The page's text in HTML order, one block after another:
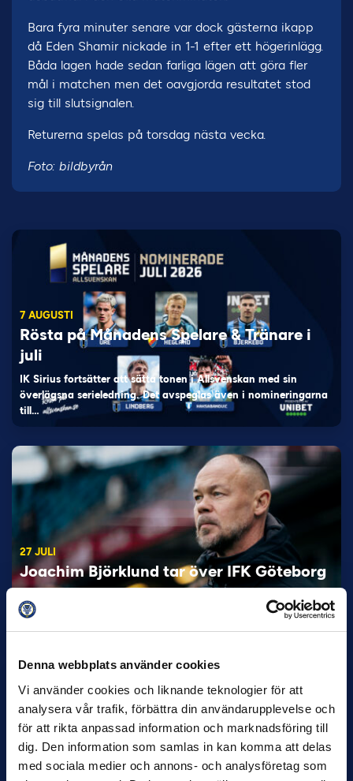
Denna webbplats använder cookies
Vi använder cookies och liknande teknologier för att
analysera vår trafik, förbättra din användarupplevelse och
för att rikta anpassad information och marknadsföring till
dig. Den information som samlas in kan komma att delas
med sociala medier och annons- och analysföretag som
Bara fyra minuter senare var dock gästerna ikapp
då Eden Shamir nickade in 1-1 efter ett högerinlägg.
Båda lagen hade sedan farliga lägen att göra fler
mål i matchen men det oavgjorda resultatet stod
sig till slutsignalen.
Returerna spelas på torsdag nästa vecka.
Foto: bildbyrån
7 AUGUSTI
Rösta på Månadens Spelare & Tränare i
juli
IK Sirius fortsätter att sätta tonen i Allsvenskan med sin
överlägsna serieledning. Det avspeglas även i nomineringarna
till…
27 JULI
Joachim Björklund tar över IFK Göteborg
Stefan Billborns uppdrag som huvudtränare i herrlaget har